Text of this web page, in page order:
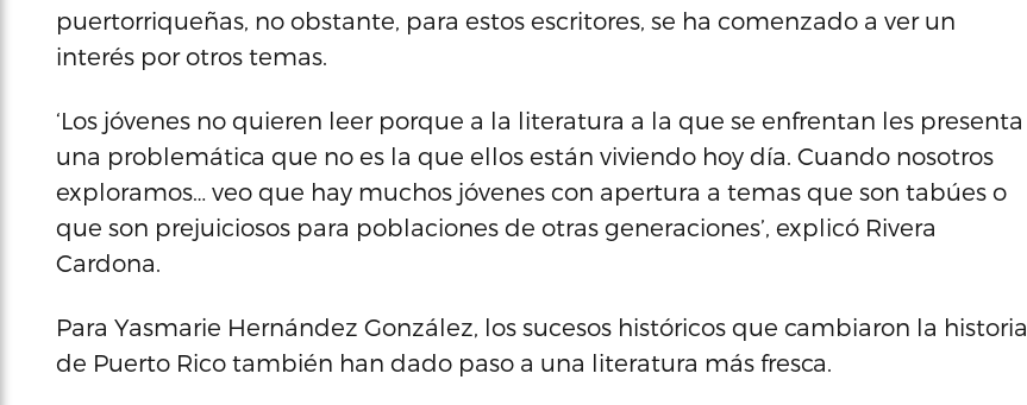
puertorriqueñas, no obstante, para estos escritores, se ha comenzado a ver un
interés por otros temas.
‘Los jóvenes no quieren leer porque a la literatura a la que se enfrentan les presenta
una problemática que no es la que ellos están viviendo hoy día. Cuando nosotros
exploramos… veo que hay muchos jóvenes con apertura a temas que son tabúes o
que son prejuiciosos para poblaciones de otras generaciones’, explicó Rivera
Cardona.
Para Yasmarie Hernández González, los sucesos históricos que cambiaron la historia
de Puerto Rico también han dado paso a una literatura más fresca.